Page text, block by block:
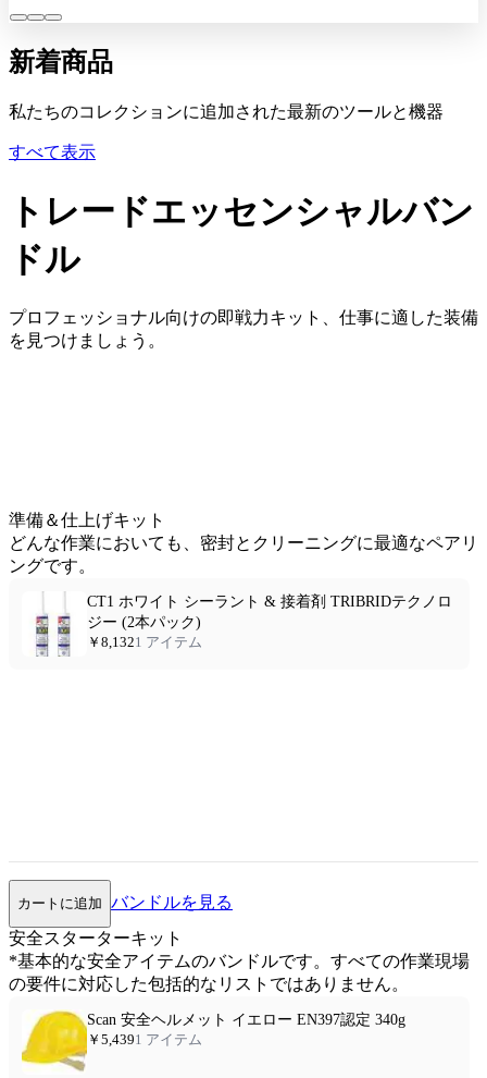
新着商品
私たちのコレクションに追加された最新のツールと機器
すべて表示
トレードエッセンシャルバン
ドル
プロフェッショナル向けの即戦力キット、仕事に適した装備
を見つけましょう。
準備＆仕上げキット
どんな作業においても、密封とクリーニングに最適なペアリ
ングです。
CT1 ホワイト シーラント & 接着剤 TRIBRIDテクノロ
ジー (2本パック)
￥8,1321 アイテム
カートに追加 バンドルを見る
安全スターターキット
*基本的な安全アイテムのバンドルです。すべての作業現場
の要件に対応した包括的なリストではありません。
Scan 安全ヘルメット イエロー EN397認定 340g
￥5,4391 アイテム